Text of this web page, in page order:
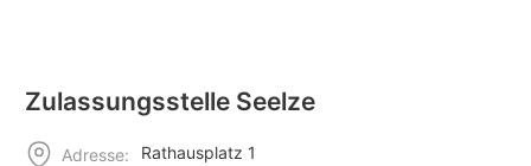
Zulassungsstelle Seelze
Adresse:
Rathausplatz 1